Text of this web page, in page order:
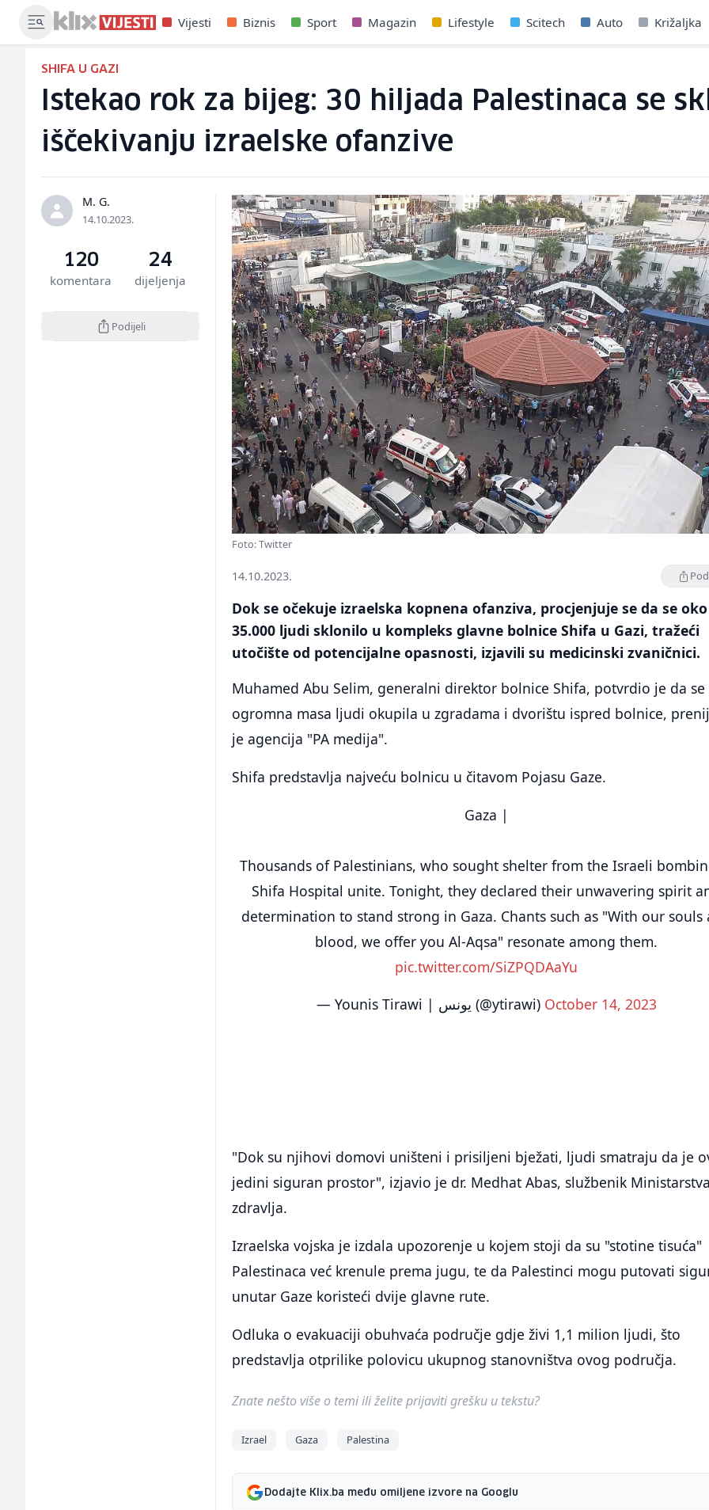
Vijesti Biznis Sport Magazin Lifestyle Scitech Auto Križaljka
SHIFA U GAZI
Istekao rok za bijeg: 30 hiljada Palestinaca se
iščekivanju izraelske ofanzive
M. G.
14.10.2023.
120
komentara
24
dijeljenja
Podijeli
Foto: Twitter
14.10.2023.
Dok se očekuje izraelska kopnena ofanziva, procjenjuje se da se oko
35.000 ljudi sklonilo u kompleks glavne bolnice Shifa u Gazi, tražeći
utočište od potencijalne opasnosti, izjavili su medicinski zvaničnici.
Muhamed Abu Selim, generalni direktor bolnice Shifa, potvrdio je da se
ogromna masa ljudi okupila u zgradama i dvorištu ispred bolnice,
je agencija "PA medija".
Shifa predstavlja najveću bolnicu u čitavom Pojasu Gaze.
Gaza |
Thousands of Palestinians, who sought shelter from the Israeli
Shifa Hospital unite. Tonight, they declared their unwavering spirit
determination to stand strong in Gaza. Chants such as "With our souls
blood, we offer you Al-Aqsa" resonate among them.
pic.twitter.com/SiZPQDAaYu
— Younis Tirawi | يونس (@ytirawi) October 14, 2023
"Dok su njihovi domovi uništeni i prisiljeni bježati, ljudi smatraju da je
jedini siguran prostor", izjavio je dr. Medhat Abas, službenik Ministarstva
zdravlja.
Izraelska vojska je izdala upozorenje u kojem stoji da su "stotine tisuća"
Palestinaca već krenule prema jugu, te da Palestinci mogu putovati
unutar Gaze koristeći dvije glavne rute.
Odluka o evakuaciji obuhvaća područje gdje živi 1,1 milion ljudi, što
predstavlja otprilike polovicu ukupnog stanovništva ovog područja.
Znate nešto više o temi ili želite prijaviti grešku u tekstu?
Izrael Gaza Palestina
Dodajte Klix.ba među omiljene izvore na Googlu